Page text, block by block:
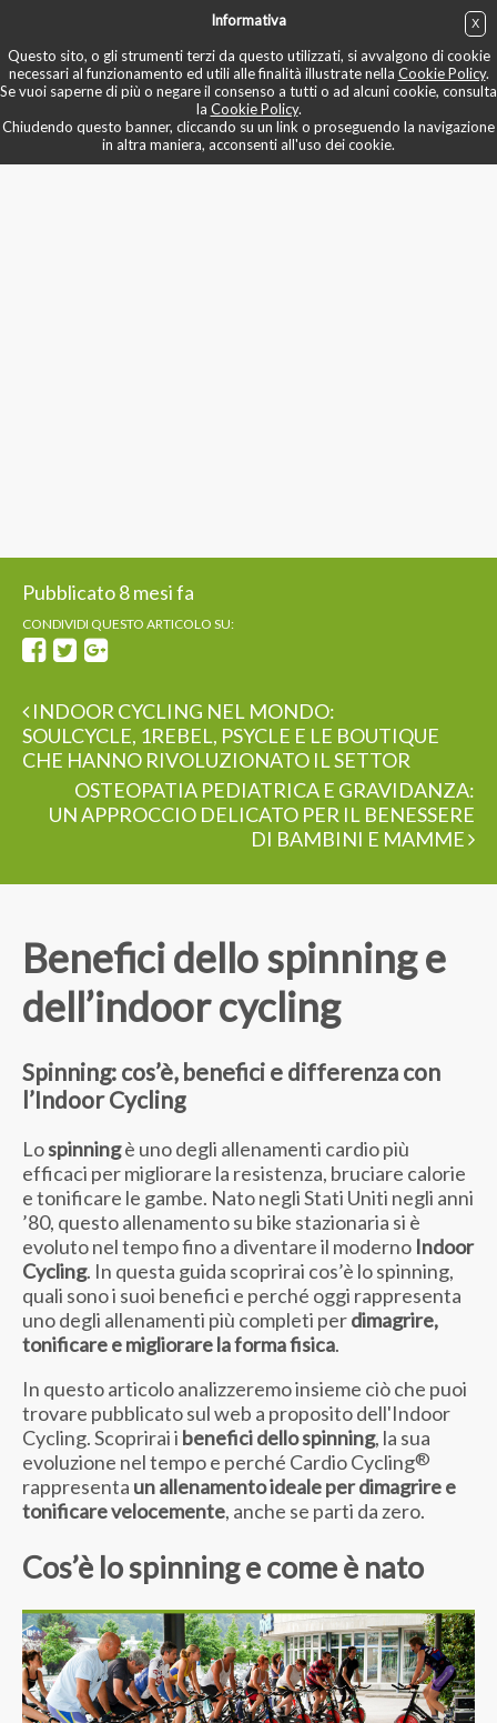
Informativa
Questo sito, o gli strumenti terzi da questo utilizzati, si avvalgono di cookie
necessari al funzionamento ed utili alle finalità illustrate nella Cookie Policy.
Se vuoi saperne di più o negare il consenso a tutti o ad alcuni cookie, consulta
la Cookie Policy.
Chiudendo questo banner, cliccando su un link o proseguendo la navigazione
in altra maniera, acconsenti all'uso dei cookie.
X
Pubblicato 8 mesi fa
CONDIVIDI QUESTO ARTICOLO SU:
INDOOR CYCLING NEL MONDO:
SOULCYCLE, 1REBEL, PSYCLE E LE BOUTIQUE
CHE HANNO RIVOLUZIONATO IL SETTOR
OSTEOPATIA PEDIATRICA E GRAVIDANZA:
UN APPROCCIO DELICATO PER IL BENESSERE
DI BAMBINI E MAMME
Benefici dello spinning e
dell’indoor cycling
Spinning: cos’è, benefici e differenza con
l’Indoor Cycling
Lospinningè uno degli allenamenti cardio più
efficaci per migliorare la resistenza, bruciare calorie
e tonificare le gambe. Nato negli Stati Uniti negli anni
’80, questo allenamento su bike stazionaria si è
evoluto nel tempo fino a diventare il moderno Indoor
Cycling. In questa guida scoprirai cos’è lo spinning,
quali sono i suoi benefici e perché oggi rappresenta
uno degli allenamenti più completi perdimagrire,
tonificare e migliorare la forma fisica.
In questo articolo analizzeremo insieme ciò che puoi
trovare pubblicato sul web a proposito dell'Indoor
Cycling. Scoprirai i benefici dello spinning, la sua
evoluzione nel tempo e perché Cardio Cycling®
rappresenta un allenamento ideale per dimagrire e
tonificare velocemente, anche se parti da zero.
Cos’è lo spinning e come è nato